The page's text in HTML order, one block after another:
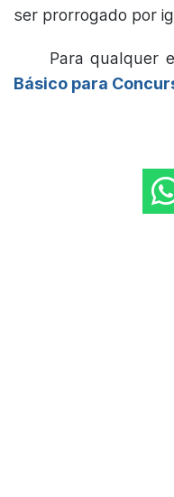
ser prorrogado por
Para qualquer
Básico para